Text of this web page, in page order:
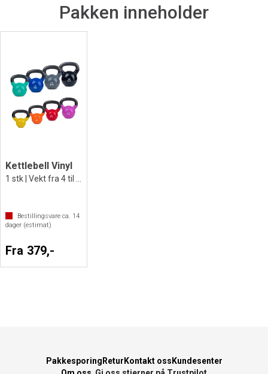
Pakken inneholder
Kettlebell Vinyl
Bestillingsvare ca. 14
dager (estimat)
Fra 379,-
PakkesporingReturKontakt ossKundesenter